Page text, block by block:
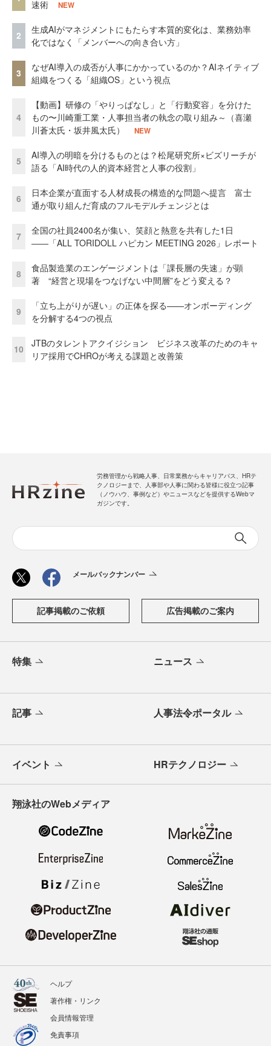
速術
NEW
2
生成AIがマネジメントにもたらす本質的変化は、業務効率
化ではなく「メンバーへの向き合い方」
3
なぜAI導入の成否が人事にかかっているのか？AIネイティブ
組織をつくる「組織OS」という視点
4
【動画】研修の「やりっぱなし」と「行動変容」を分けた
もの〜川崎重工業・人事担当者の執念の取り組み～（喜瀬
川蒼太氏・坂井風太氏）
NEW
5
AI導入の明暗を分けるものとは？松尾研究所×ビズリーチが
語る「AI時代の人的資本経営と人事の役割」
6
日本企業が直面する人材成長の構造的な問題へ提言 富士
通が取り組んだ育成のフルモデルチェンジとは
7
全国の社員2400名が集い、笑顔と熱意を共有した1日
――「ALL TORIDOLL ハピカン MEETING 2026」レポート
8
食品製造業のエンゲージメントは「課長層の失速」が顕
著 “経営と現場をつなげない中間層”をどう変える？
9
「立ち上がりが遅い」の正体を探る——オンボーディング
を分解する4つの視点
10
JTBのタレントアクイジション ビジネス改革のためのキャ
リア採用でCHROが考える課題と改善策
労務管理から戦略人事、日常業務からキャリアパス、HRテ
クノロジーまで、人事部や人事に関わる皆様に役立つ記事
（ノウハウ、事例など）やニュースなどを提供するWebマ
ガジンです。
メールバックナンバー
記事掲載のご依頼 広告掲載のご案内
特集 ニュース
記事 人事法令ポータル
イベント HRテクノロジー
翔泳社のWebメディア
ヘルプ
著作権・リンク
会員情報管理
免責事項